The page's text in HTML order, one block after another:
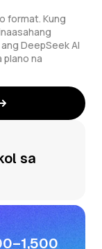
format. Kung
DeepSeek AI
na
sa